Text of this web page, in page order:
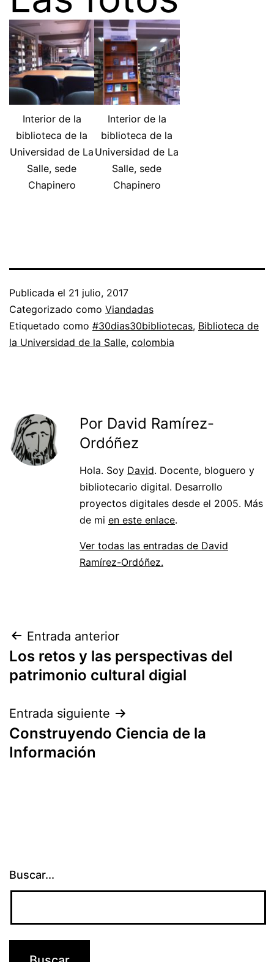
Interior de la
biblioteca de la
Universidad de La
Salle, sede
Chapinero
Interior de la
biblioteca de la
Universidad de La
Salle, sede
Chapinero
Publicada el 21 julio, 2017
Categorizado como Viandadas
Etiquetado como #30dias30bibliotecas, Biblioteca de
la Universidad de la Salle, colombia
Por David Ramírez-
Ordóñez
Hola. Soy David. Docente, bloguero y
bibliotecario digital. Desarrollo
proyectos digitales desde el 2005. Más
de mi en este enlace.
Ver todas las entradas de David
Ramírez-Ordóñez.
Navegación
de
Entrada anterior
Los retos y las perspectivas del
patrimonio cultural digial
Entrada siguiente
Construyendo Ciencia de la
Información
Buscar...